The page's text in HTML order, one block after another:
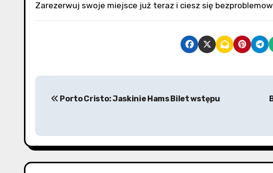
Zarezerwuj swoje miejsce już teraz i ciesz się
N
i
g
Porto Cristo: Jaskinie Hams Bilet wstępu